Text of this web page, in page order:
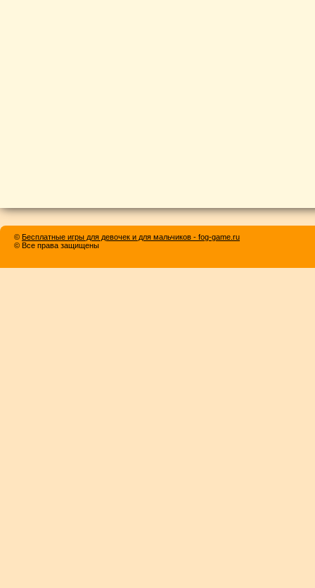
© Бесплатные игры для девочек и для мальчиков - fog-game.ru
© Все права защищены